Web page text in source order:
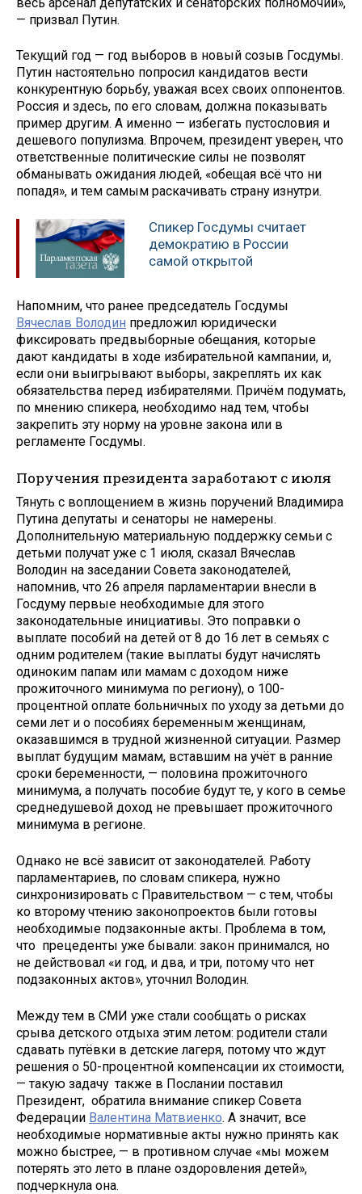
— призвал Путин.
Текущий год — год выборов в новый созыв Госдумы.
Путин настоятельно попросил кандидатов вести
конкурентную борьбу, уважая всех своих оппонентов.
Россия и здесь, по его словам, должна показывать
пример другим. А именно — избегать пустословия и
дешевого популизма. Впрочем, президент уверен, что
ответственные политические силы не позволят
обманывать ожидания людей, «обещая всё что ни
попадя», и тем самым раскачивать страну изнутри.
Спикер Госдумы считает
демократию в России
самой открытой
Напомним, что ранее председатель Госдумы
Вячеслав Володин предложил юридически
фиксировать предвыборные обещания, которые
дают кандидаты в ходе избирательной кампании, и,
если они выигрывают выборы, закреплять их как
обязательства перед избирателями. Причём подумать,
по мнению спикера, необходимо над тем, чтобы
закрепить эту норму на уровне закона или в
регламенте Госдумы.
Поручения президента заработают с июля
Тянуть с воплощением в жизнь поручений Владимира
Путина депутаты и сенаторы не намерены.
Дополнительную материальную поддержку семьи с
детьми получат уже с 1 июля, сказал Вячеслав
Володин на заседании Совета законодателей,
напомнив, что 26 апреля парламентарии внесли в
Госдуму первые необходимые для этого
законодательные инициативы. Это поправки о
выплате пособий на детей от 8 до 16 лет в семьях с
одним родителем (такие выплаты будут начислять
одиноким папам или мамам с доходом ниже
прожиточного минимума по региону), о 100-
процентной оплате больничных по уходу за детьми до
семи лет и о пособиях беременным женщинам,
оказавшимся в трудной жизненной ситуации. Размер
выплат будущим мамам, вставшим на учёт в ранние
сроки беременности, — половина прожиточного
минимума, а получать пособие будут те, у кого в семье
среднедушевой доход не превышает прожиточного
минимума в регионе.
Однако не всё зависит от законодателей. Работу
парламентариев, по словам спикера, нужно
синхронизировать с Правительством — с тем, чтобы
ко второму чтению законопроектов были готовы
необходимые подзаконные акты. Проблема в том,
что прецеденты уже бывали: закон принимался, но
не действовал «и год, и два, и три, потому что нет
подзаконных актов», уточнил Володин.
Между тем в СМИ уже стали сообщать о рисках
срыва детского отдыха этим летом: родители стали
сдавать путёвки в детские лагеря, потому что ждут
решения о 50-процентной компенсации их стоимости,
— такую задачу также в Послании поставил
Президент, обратила внимание спикер Совета
Федерации Валентина Матвиенко. А значит, все
необходимые нормативные акты нужно принять как
можно быстрее, — в противном случае «мы можем
потерять это лето в плане оздоровления детей»,
подчеркнула она.